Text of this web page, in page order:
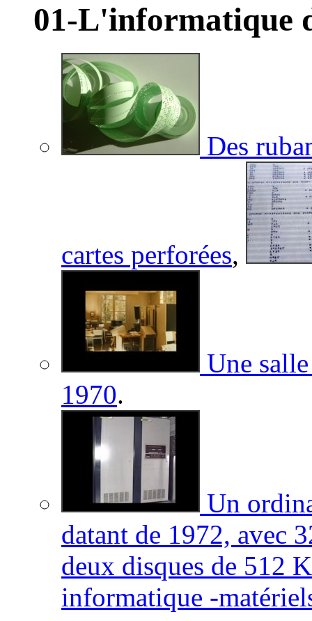
01-L'informatique
Des
cartes perforées,
Une
1970.
Un
datant de 1972, avec
deux disques de 512
informatique -